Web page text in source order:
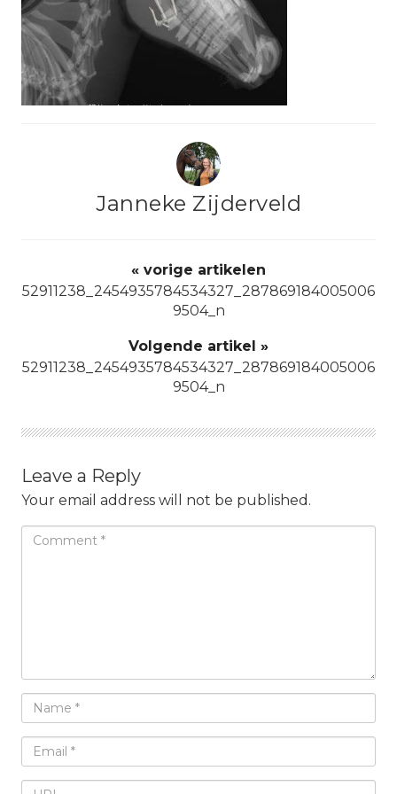
Janneke Zijderveld
« vorige artikelen
52911238_2454935784534327_287869184005006
9504_n
Volgende artikel »
52911238_2454935784534327_287869184005006
9504_n
Leave a Reply
Your email address will not be published.